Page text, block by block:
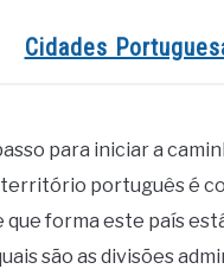
Cidades
para iniciar a
português é
forma este país
são as divisões